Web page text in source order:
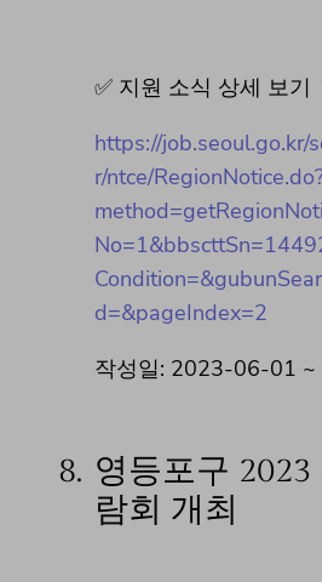
✅ 지원 소식 상세 보기
https://job.seoul.go.kr/
r/ntce/
d=&pageIndex=2
작성일: 2023-06-01 ~
8. 영등포구
람회 개최